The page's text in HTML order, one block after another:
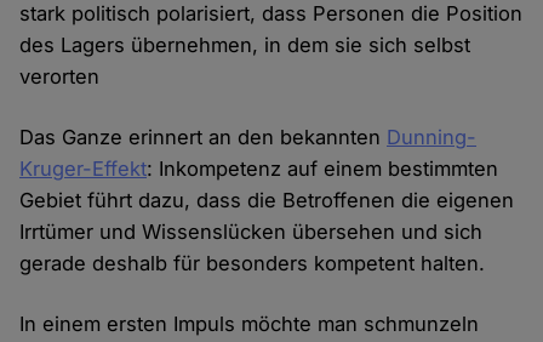
stark politisch polarisiert, dass Personen die Position
des Lagers übernehmen, in dem sie sich selbst
verorten
Das Ganze erinnert an den bekannten Dunning-
Kruger-Effekt: Inkompetenz auf einem bestimmten
Gebiet führt dazu, dass die Betroffenen die eigenen
Irrtümer und Wissenslücken übersehen und sich
gerade deshalb für besonders kompetent halten.
In einem ersten Impuls möchte man schmunzeln